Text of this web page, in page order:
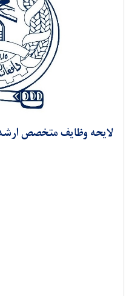
لایحه وظایف متخصص